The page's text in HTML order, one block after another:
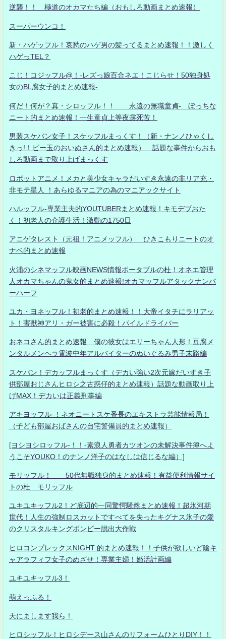
逆襲！！ 極道のオカマたち編（おもしろ動画まとめ速報）
スーパーウンコ！
新・ハゲッフル！哀愁のハゲ男の髪ってるまとめ速報！！激しく
ハゲっTEL？
こじ！コジッフル@！-レズっ娘百合ネエ！こじらせ！50独身処
女のBL腐女子的まとめ速報-
何だ！何が？真・シロッフル！！ 永遠の無職童貞- ぼっちな
ニート的まとめ速報！一生童貞上等夜露死苦！
男装スケバン女子！スケッフルまっくす！（新・ナンノひゃくし
きっ!！ビー玉のおいぬさん的まとめ速報） 話題な事件からおも
しろ動画まで取り上げまっくす
ロボットアニメ！メカと美少女キャラだいすき永遠の非リア充・
非モテ星人 ！あらゆるマニアの為のマニアックサイト
ハルッフル-専業主夫的YOUTUBERまとめ速報！キモデブおた
く！初老人の介護生活！激動の1750日
アニゲタレスト（元祖！アニメッフル） ひきこもりニートのオ
ナベ的まとめ速報
火浦のシネマッフル映画NEWS情報ポータブルの杜！オネエ管理
人オカマちゃんの鬼女的まとめ速報!オカマッフルアタックナンバ
ーハーフ
ユカ・ヨネッフル！初老的まとめ速報！！大帝イタチにラリアッ
ト！害獣神アリ・ガー被害に必殺！パイルドライバー
おネコさん的まとめ速報 僕の彼女はエリーちゃん人形！豆腐メ
ンタルメンヘラ電波中年アルバイターのぬいぐるみ男子末路編
スケバン！デカッフルまっくす（デカい強い2次元嫁だいすき子
供部屋おじさんヒロシ之古惑仔的まとめ速報）話題な動画取り上
げMAX！デカいは正義刑事編
アキヨッフル-！ネオニートスケ番長のエキストラ芸能情報局！
（子ども部屋おばさんの自宅警備員的まとめ速報）
[ヨシヨシロッフル-！！-素浪人勇者カツオンの未解決事件簿へよ
うこそYOUKO！のナンノ洋子のはなしは信じるな編）]
モリッフル！ 50代無職独身的まとめ速報！有益便利情報サイ
トの杜 モリッフル
ユキユキッフル2！ど底辺的一同驚愕騒然まとめ速報！超氷河期
世代！人生の強制ロスカットですべてを失ったキグナス氷子の愛
のクリスタルキングボンビー脱出大作戦
ヒロコンプレックスNIGHT 的まとめ速報！！子供が欲しいど陰キ
ャアラフィフ女子のめざせ！専業主婦！婚活計画編
ユキユキッフル3！
萌えっふる！
天にまします我ら！
ヒロシッフル！ヒロシデース山さんのリフォームひとりDIY！！